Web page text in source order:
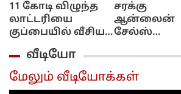
11 கோடி விழுந்த
லாட்டரியை
குப்பையில் வீசிய
பெண்!..
அவசரப்பட்டீங்களே
ஆண்ட்டி!...
சரக்கு
ஆன்லைன்
சேல்ஸ்
புக்கிங்
மட்டும்தான்!..
அமைச்சர்
வீடியோ
மேலும் வீடியோக்கள்